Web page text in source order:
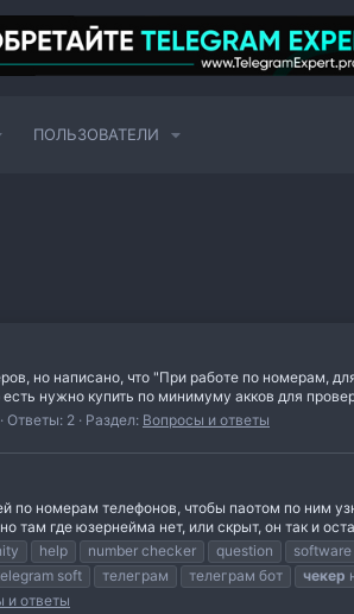
ПОЛЬЗОВАТЕЛИ
но написано, что "При работе по номерам,
нужно купить по минимуму акков для
Ответы: 2 Раздел: Вопросы и ответы
по номерам телефонов, чтобы паотом по ним
там где юзернейма нет, или скрыт, он так и
help number checker question software
soft телеграм телеграм бот чекер
и ответы